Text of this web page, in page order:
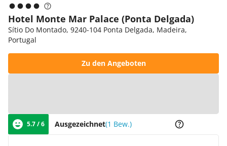
Hotel Monte Mar Palace (Ponta Delgada)
Sítio Do Montado, 9240-104 Ponta Delgada, Madeira,
Portugal
Zu den Angeboten
5.7 / 6 Ausgezeichnet(1 Bew.)